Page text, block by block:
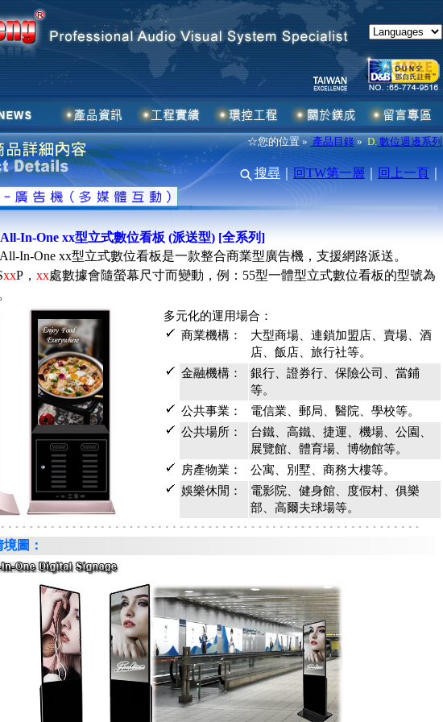
☆您的位置 » 產品目錄 » D.數位週邊系列
搜尋 ｜回TW第一層 回上一頁
In-One xx型立式數位看板 (派送型) [全系列]
In-One xx型立式數位看板是一款整合商業型廣告機，支援網路派送。
xxP， xx處數據會隨螢幕尺寸而變動，例：55型一體型立式數位看板的型號為
多元化的運用場合：
商業機構：
大型商場、連鎖加盟店、賣場、酒
店、飯店、旅行社等。
金融機構：
銀行、證券行、保險公司、當鋪
等。
公共事業：
電信業、郵局、醫院、學校等。
公共場所：
台鐵、高鐵、捷運、機場、公園、
展覽館、體育場、博物館等。
房產物業：
公寓、別墅、商務大樓等。
娛樂休閒：
電影院、健身館、度假村、俱樂
部、高爾夫球場等。
圖：